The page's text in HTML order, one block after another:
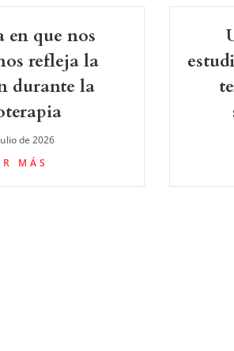
que nos
refleja la
durante la
de 2026
MÁS